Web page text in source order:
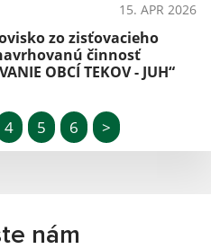
15. APR 2026
zo zisťovacieho
činnosť
OBCÍ TEKOV - JUH“
4 5 6 >
nám